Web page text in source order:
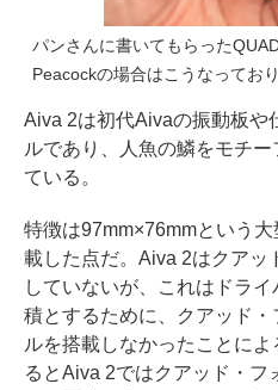
パンさんに書いてもらった
Peacockの場合はこうなってお
Aiva 2は初代Aivaの振動板や
ルであり、人魚の鱗をモチ
ている。
特徴は97mm×76mmという
載した点だ。Aiva 2はクアッ
していないが、これはドラ
積とするために、クアッド
ルを搭載しなかったことに
るとAiva 2ではクアッド・フ